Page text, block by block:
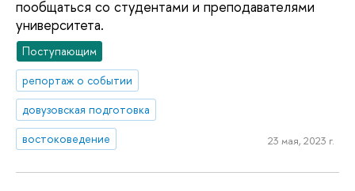
пообщаться со студентами и преподавателями
университета.
Поступающим
репортаж о событии
довузовская подготовка
востоковедение
23 мая, 2023 г.